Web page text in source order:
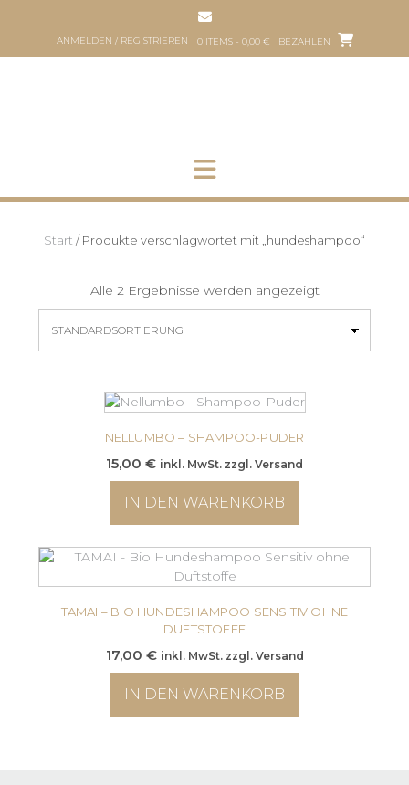
ANMELDEN / REGISTRIEREN 0 ITEMS - 0,00 € BEZAHLEN
Start / Produkte verschlagwortet mit „hundeshampoo“
Alle 2 Ergebnisse werden angezeigt
NELLUMBO – SHAMPOO-PUDER
15,00 € inkl. MwSt. zzgl. Versand
IN DEN WARENKORB
TAMAI – BIO HUNDESHAMPOO SENSITIV OHNE
DUFTSTOFFE
17,00 € inkl. MwSt. zzgl. Versand
IN DEN WARENKORB